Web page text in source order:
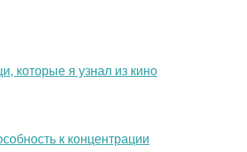
которые я узнал из кино
к концентрации